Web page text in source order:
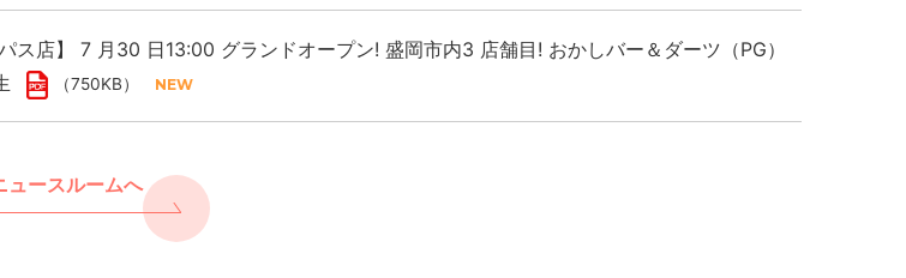
ス店】 7 月30 日13:00 グランドオープン! 盛岡市内3 店舗目! おかしバー＆ダーツ（PG）
（750KB）
ュースルームへ